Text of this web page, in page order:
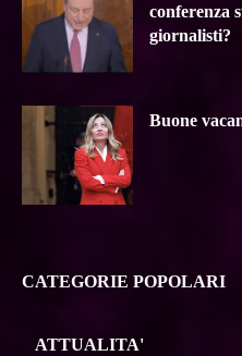
conferenza
giornalisti?
Buone
CATEGORIE POPOLARI
ATTUALITA'